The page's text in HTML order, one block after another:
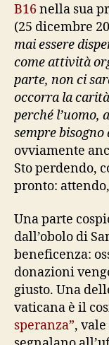
B16 nella sua
(25 dicembre
mai essere
come attività
parte, non ci
occorra la
perché l’uomo,
sempre bisogno
ovviamente
Sto perdendo,
pronto:
Una parte
dall’obolo di
beneficenza:
donazioni
giusto. Una
vaticana è il
speranza”,